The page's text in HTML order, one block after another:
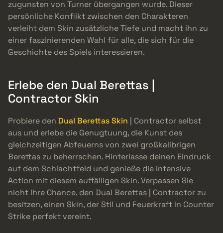
zugunsten von Turner übergangen wurde. Dieser
persönliche Konflikt zwischen den Charakteren
verleiht dem Skin zusätzliche Tiefe und macht ihn zu
einer faszinierenden Wahl für alle, die sich für die
Geschichte des Spiels interessieren.
Erlebe den Dual Berettas |
Contractor Skin
Probiere den Dual Berettas Skin | Contractor selbst
aus und erlebe die Genugtuung, die Kunst des
gleichzeitigen Abfeuerns von zwei großkalibrigen
Berettas zu beherrschen. Hinterlasse deinen Eindruck
auf dem Schlachtfeld und genieße die intensive
Action mit diesem auffälligen Skin. Verpassen Sie
nicht Ihre Chance, den Dual Berettas | Contractor zu
besitzen, einen Skin, der Stil und Feuerkraft in Counter
Strike perfekt vereint.